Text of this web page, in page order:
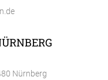
Nürnberg